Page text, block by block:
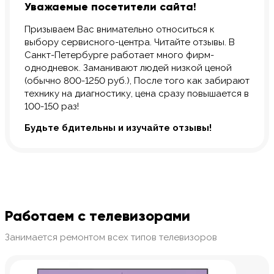
Уважаемые посетители сайта!
Призываем Вас внимательно относиться к
выбору сервисного-центра. Читайте отзывы. В
Санкт-Петербурге работает много фирм-
однодневок. Заманивают людей низкой ценой
(обычно 800-1250 руб.), После того как забирают
технику на диагностику, цена сразу повышается в
100-150 раз!
Будьте бдительны и изучайте отзывы!
Работаем с телевизорами
Занимается ремонтом всех типов телевизоров